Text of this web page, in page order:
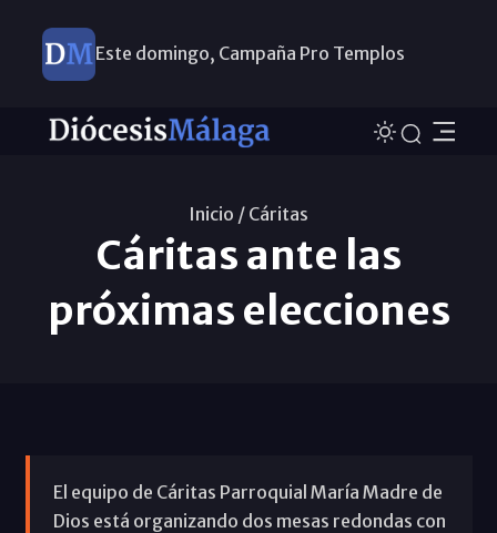
Este domingo, Campaña Pro Templos
Inicio / Cáritas
Cáritas ante las
próximas elecciones
El equipo de Cáritas Parroquial María Madre de
Dios está organizando dos mesas redondas con